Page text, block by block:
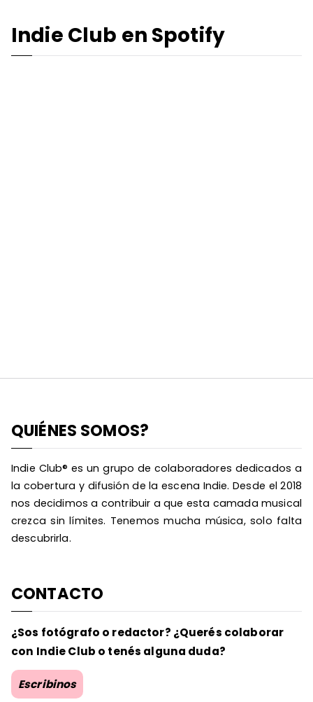
Indie Club en Spotify
QUIÉNES SOMOS?
Indie Club® es un grupo de colaboradores dedicados a
la cobertura y difusión de la escena Indie. Desde el 2018
nos decidimos a contribuir a que esta camada musical
crezca sin límites. Tenemos mucha música, solo falta
descubrirla.
CONTACTO
¿Sos fotógrafo o redactor? ¿Querés colaborar
con Indie Club o tenés alguna duda?
Escribinos